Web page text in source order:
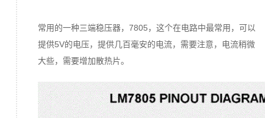
常用的一种三端稳压器，7805，这个在电路中最常用，可以
提供5V的电压，提供几百毫安的电流，需要注意，电流稍微
大些，需要增加散热片。